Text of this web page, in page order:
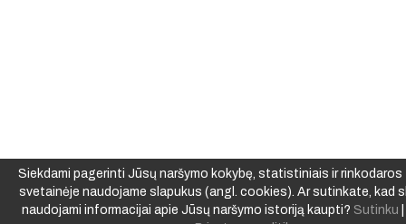
Siekdami pagerinti Jūsų naršymo kokybę, statistiniais ir
svetainėje naudojame slapukus (angl. cookies). Ar sutinkate, kad
naudojami informacijai apie Jūsų naršymo istoriją kaupti? Sutinku